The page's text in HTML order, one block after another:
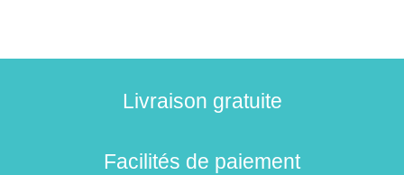
Livraison gratuite
Facilités de paiement